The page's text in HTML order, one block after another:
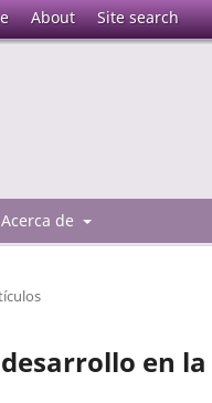
About Site search
Acerca de
en